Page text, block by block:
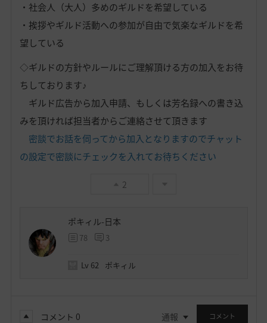
・社会人（大人）多めのギルドを希望している
・挨拶やギルド活動への参加が自由で気楽なギルドを希
望している
◇ギルドの方針やルールにご理解頂ける方の加入をお待
ちしております♪
ギルド広告から加入申請、もしくは芳名録への書き込
みを頂ければ担当者からご連絡させて頂きます
密談でお話を伺ってから加入となりますのでチャット
の設定で密談にチェックを入れてお待ちください
2
ポキィル-日本
78 3
Lv 62 ポキィル
コメント 0 通報 コメント